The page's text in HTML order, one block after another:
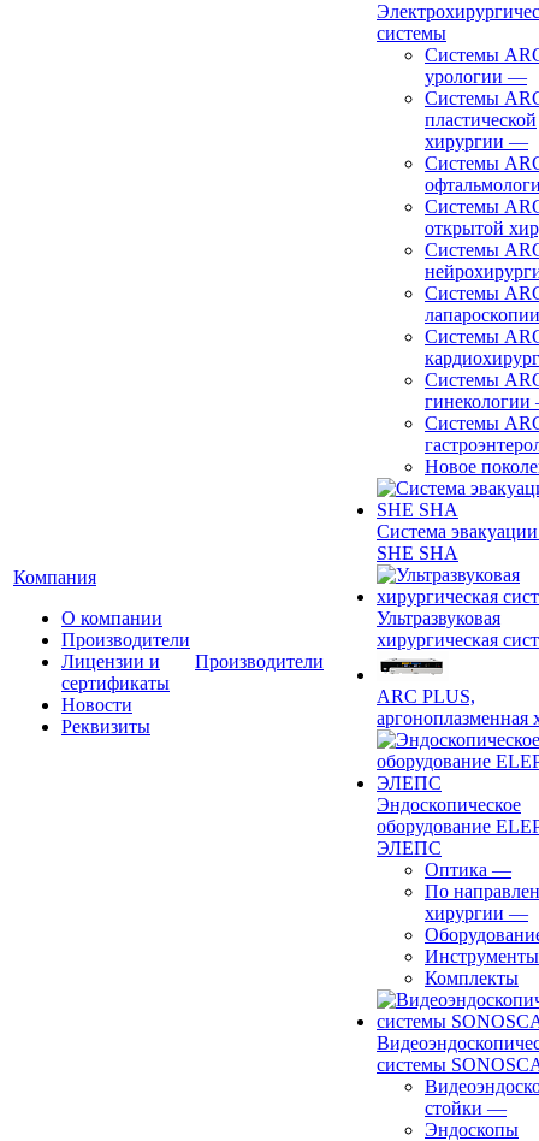
Компания
О компании
Производители
Лицензии и
сертификаты
Новости
Реквизиты
Производители
системы
Системы
урологии —
Системы
пластической
хирургии —
Системы
Системы
открытой
Системы
Системы
лапароскопии
Системы
Системы
гинекологии
Системы
Новое
Система
SHE SHA
Ультразвуковая
хирургическая
ARC PLUS,
аргоноплазменная
Эндоскопическое
оборудование
ЭЛЕПС
Оптика —
По
хирургии —
Инструменты
Комплекты
системы
стойки —
Эндоскопы